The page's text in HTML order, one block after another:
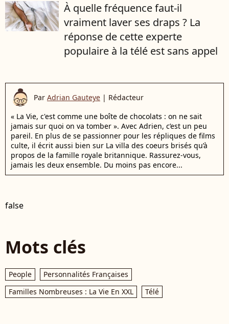
À quelle fréquence faut-il
vraiment laver ses draps ? La
réponse de cette experte
populaire à la télé est sans appel
Par Adrian Gauteye | Rédacteur
« La Vie, c'est comme une boîte de chocolats : on ne sait
jamais sur quoi on va tomber ». Avec Adrien, c’est un peu
pareil. En plus de se passionner pour les répliques de films
culte, il écrit aussi bien sur La villa des coeurs brisés qu’à
propos de la famille royale britannique. Rassurez-vous,
jamais les deux ensemble. Du moins pas encore...
false
Mots clés
People
Personnalités Françaises
Familles Nombreuses : La Vie En XXL
Télé